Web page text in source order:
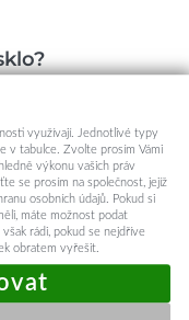
levné tenké
před rozbitím.
fólie s tvrzenými
vyrovnanými soupeři.
zaoblená 3D/5D
využívají. Jednotlivé typy
v tabulce. Zvolte prosím Vámi
výkonu vašich práv
se prosím na společnost, jejíž
osobních údajů. Pokud si
máte možnost podat
rádi, pokud se nejdříve
obratem vyřešit.